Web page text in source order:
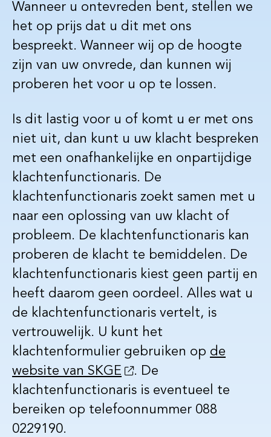
Wanneer u ontevreden bent, stellen we
het op prijs dat u dit met ons
bespreekt. Wanneer wij op de hoogte
zijn van uw onvrede, dan kunnen wij
proberen het voor u op te lossen.
Is dit lastig voor u of komt u er met ons
niet uit, dan kunt u uw klacht bespreken
met een onafhankelijke en onpartijdige
klachtenfunctionaris. De
klachtenfunctionaris zoekt samen met u
naar een oplossing van uw klacht of
probleem. De klachtenfunctionaris kan
proberen de klacht te bemiddelen. De
klachtenfunctionaris kiest geen partij en
heeft daarom geen oordeel. Alles wat u
de klachtenfunctionaris vertelt, is
vertrouwelijk. U kunt het
klachtenformulier gebruiken op de
website van SKGE
. De
klachtenfunctionaris is eventueel te
bereiken op telefoonnummer 088
0229190.